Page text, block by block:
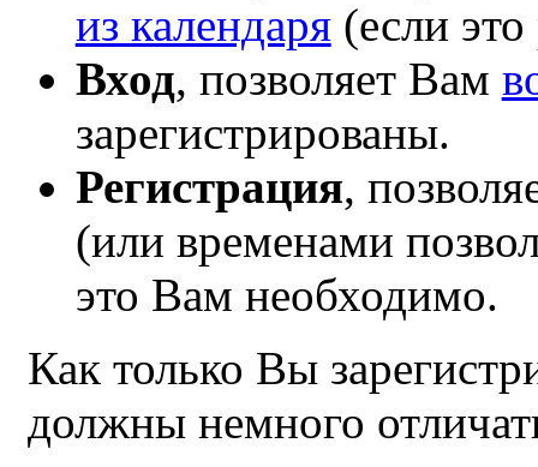
из календаря(если
Вход, позволяет Вам
зарегистрированы.
Регистрация,
(или временами
это Вам необходимо.
Как только Вы
должны немного